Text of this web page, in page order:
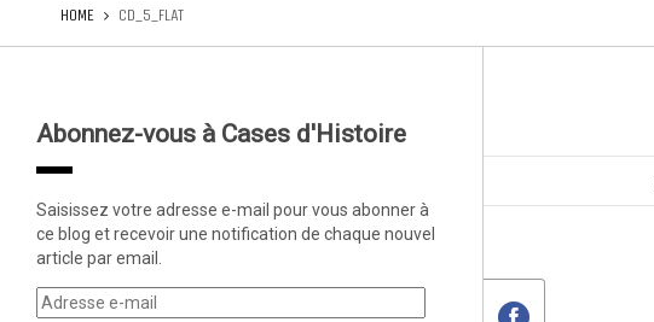
HOME CD_5_FLAT
Abonnez-vous à Cases d'Histoire
Saisissez votre adresse e-mail pour vous abonner à
ce blog et recevoir une notification de chaque nouvel
article par email.